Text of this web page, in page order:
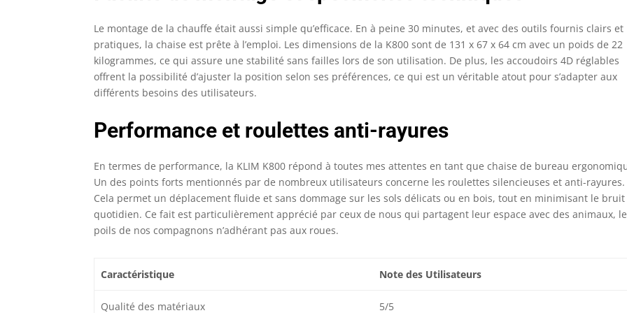
Le montage de la chauffe était aussi simple qu’efficace. En à peine 30 minutes, et avec des outils fournis clairs et
pratiques, la chaise est prête à l’emploi. Les dimensions de la K800 sont de 131 x 67 x 64 cm avec un poids de 22
kilogrammes, ce qui assure une stabilité sans failles lors de son utilisation. De plus, les accoudoirs 4D réglables
offrent la possibilité d’ajuster la position selon ses préférences, ce qui est un véritable atout pour s’adapter aux
différents besoins des utilisateurs.
Performance et roulettes anti-rayures
En termes de performance, la KLIM K800 répond à toutes mes attentes en tant que chaise de bureau
Un des points forts mentionnés par de nombreux utilisateurs concerne les roulettes silencieuses et anti-rayures.
Cela permet un déplacement fluide et sans dommage sur les sols délicats ou en bois, tout en minimisant le bruit
quotidien. Ce fait est particulièrement apprécié par ceux de nous qui partagent leur espace avec des animaux,
poils de nos compagnons n’adhérant pas aux roues.
Caractéristique Note des Utilisateurs
Qualité des matériaux 5/5